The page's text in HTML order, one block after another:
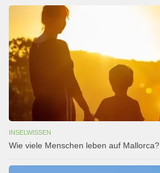
INSELWISSEN
Wie viele Menschen leben auf Mallorca?